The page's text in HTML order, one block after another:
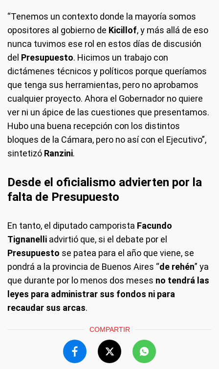
“Tenemos un contexto donde la mayoría somos
opositores al gobierno de Kicillof, y más allá de eso
nunca tuvimos ese rol en estos días de discusión
del Presupuesto. Hicimos un trabajo con
dictámenes técnicos y políticos porque queríamos
que tenga sus herramientas, pero no aprobamos
cualquier proyecto. Ahora el Gobernador no quiere
ver ni un ápice de las cuestiones que presentamos.
Hubo una buena recepción con los distintos
bloques de la Cámara, pero no así con el Ejecutivo”,
sintetizó Ranzini.
Desde el oficialismo advierten por la
falta de Presupuesto
En tanto, el diputado camporista Facundo
Tignanelli advirtió que, si el debate por el
Presupuesto se patea para el año que viene, se
pondrá a la provincia de Buenos Aires “de rehén” ya
que durante por lo menos dos meses no tendrá las
leyes para administrar sus fondos ni para
recaudar sus arcas.
COMPARTIR